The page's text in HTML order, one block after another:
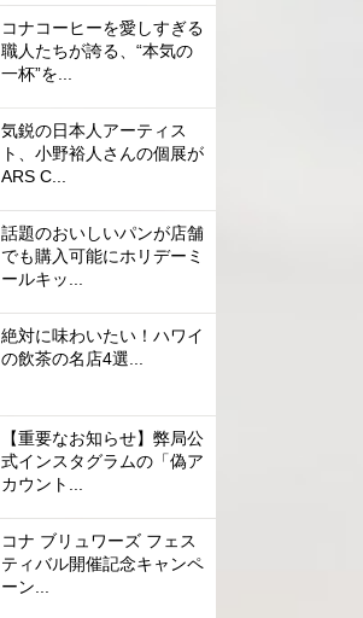
コナコーヒーを愛しすぎる
職人たちが誇る、“本気の
一杯”を...
気鋭の日本人アーティス
ト、小野裕人さんの個展が
ARS C...
話題のおいしいパンが店舗
でも購入可能にホリデーミ
ールキッ...
絶対に味わいたい！ハワイ
の飲茶の名店4選...
【重要なお知らせ】弊局公
式インスタグラムの「偽ア
カウント...
コナ ブリュワーズ フェス
ティバル開催記念キャンペ
ーン...